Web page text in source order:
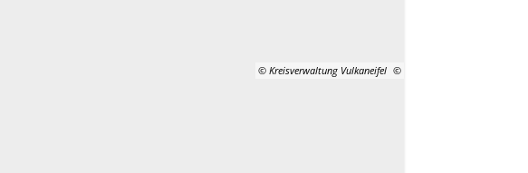
© Kreisverwaltung Vulkaneifel